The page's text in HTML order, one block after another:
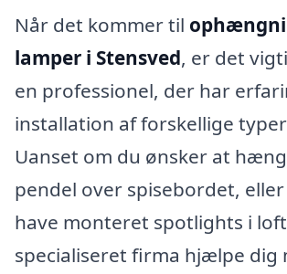
Når det kommer til
lamper i Stensved, er det
en professionel, der har
installation af forskellige
Uanset om du ønsker at
pendel over spisebordet,
have monteret spotlights i
specialiseret firma hjælpe dig